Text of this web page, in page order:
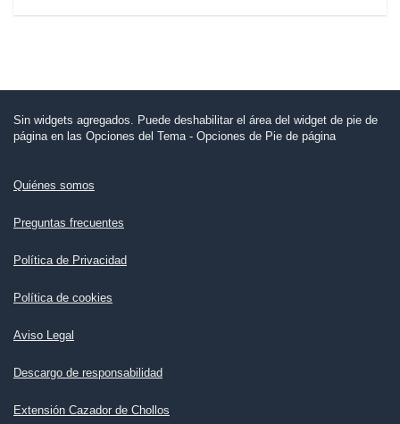
Sin widgets agregados. Puede deshabilitar el área del widget de pie de
página en las Opciones del Tema - Opciones de Pie de página
Quiénes somos
Preguntas frecuentes
Política de Privacidad
Política de cookies
Aviso Legal
Descargo de responsabilidad
Extensión Cazador de Chollos